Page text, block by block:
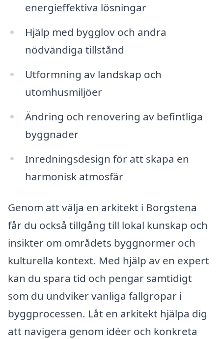
energieffektiva lösningar
Hjälp med bygglov och andra
nödvändiga tillstånd
Utformning av landskap och
utomhusmiljöer
Ändring och renovering av befintliga
byggnader
Inredningsdesign för att skapa en
harmonisk atmosfär
Genom att välja en arkitekt i Borgstena
får du också tillgång till lokal kunskap och
insikter om områdets byggnormer och
kulturella kontext. Med hjälp av en expert
kan du spara tid och pengar samtidigt
som du undviker vanliga fallgropar i
byggprocessen. Låt en arkitekt hjälpa dig
att navigera genom idéer och konkreta